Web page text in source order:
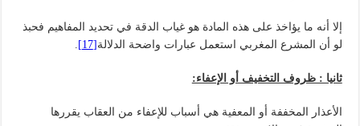
إلا أنه ما يؤاخذ على هذه المادة هو غياب الدقة في تحديد المفاهيم فحبذ
لو أن المشرع المغربي استعمل عبارات واضحة الدلالة [17]
ثانيا : ظروف التخفيف أو الإعفاء:
الأعذار المخففة أو المعفية هي أسباب للإعفاء من العقاب يقررها